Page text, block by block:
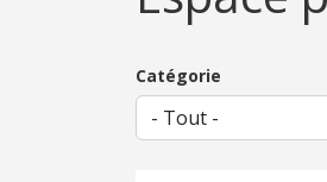
Catégorie